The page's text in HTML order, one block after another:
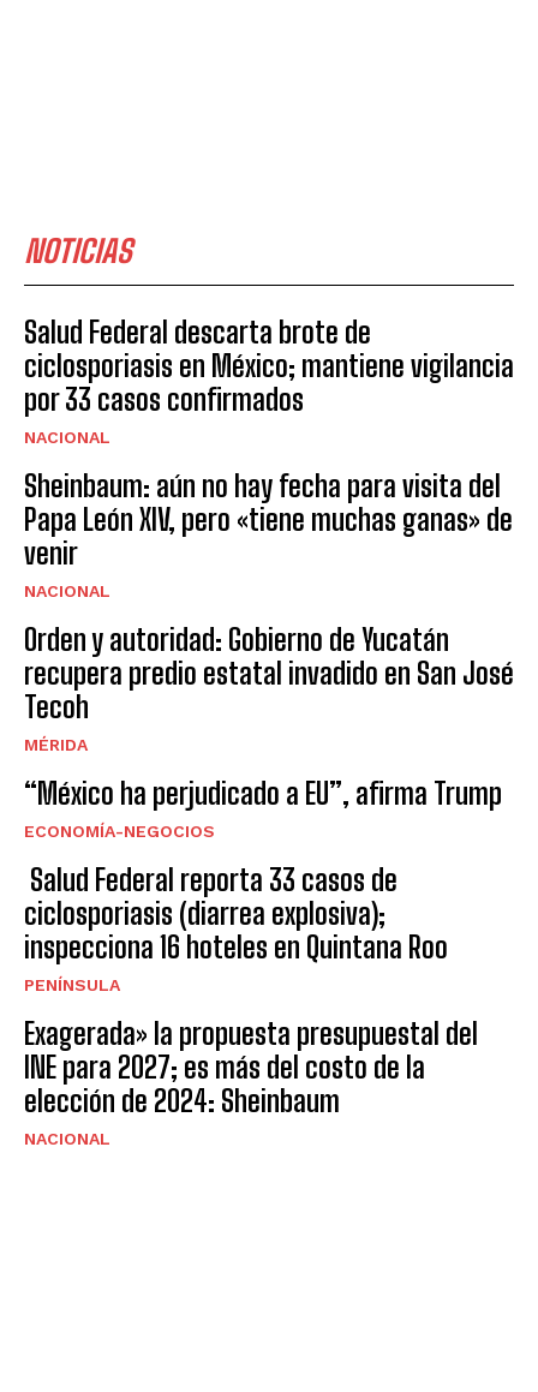
NOTICIAS
Salud Federal descarta brote de
ciclosporiasis en México; mantiene vigilancia
por 33 casos confirmados
NACIONAL
Sheinbaum: aún no hay fecha para visita del
Papa León XIV, pero «tiene muchas ganas» de
venir
NACIONAL
Orden y autoridad: Gobierno de Yucatán
recupera predio estatal invadido en San José
Tecoh
MÉRIDA
“México ha perjudicado a EU”, afirma Trump
ECONOMÍA-NEGOCIOS
Salud Federal reporta 33 casos de
ciclosporiasis (diarrea explosiva);
inspecciona 16 hoteles en Quintana Roo
PENÍNSULA
Exagerada» la propuesta presupuestal del
INE para 2027; es más del costo de la
elección de 2024: Sheinbaum
NACIONAL